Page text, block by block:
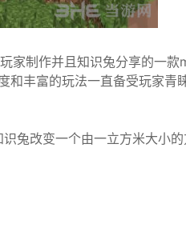
家制作并且知识兔分享的一
和丰富的玩法一直备受玩家
兔改变一个由一立方米大小